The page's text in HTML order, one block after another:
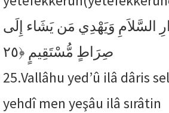
السَّلاَمِ وَيَهْدِي مَن يَشَاء إِلَى
صِرَاطٍ مُّسْتَقِيمٍ ﴿٢٥
25.Vallâhu yed’û ilâ dâris
yehdî men yeşâu ilâ sırâtin